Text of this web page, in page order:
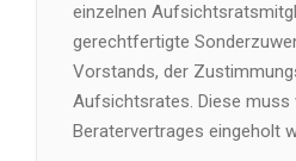
einzelnen
gerechtfertigte
Vorstands, der
Aufsichtsrates. Diese muss
Beratervertrages eingeholt